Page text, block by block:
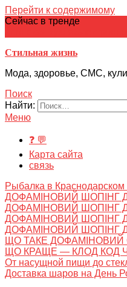
Перейти к содержимому
Сейчас в тренде
Стильная жизнь
Мода, здоровье, СМС,
Поиск
Найти:
Меню
❓ 💬
Карта сайта
связь
Рыбалка в Краснодарском
ДОФАМІНОВИЙ ШОПІНГ
ДОФАМІНОВИЙ ШОПІНГ
ДОФАМІНОВИЙ ШОПІНГ
ДОФАМІНОВИЙ ШОПІНГ
ЩО ТАКЕ ДОФАМІНОВИЙ
ЩО КРАЩЕ — КЛОД КОД
От насущной пищи до
Доставка шаров на День